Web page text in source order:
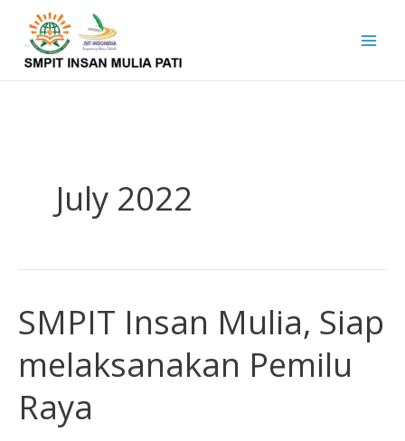
content
July 2022
SMPIT Insan Mulia, Siap
melaksanakan Pemilu
Raya
SMPIT
Insan
Mulia,
Siap
melaksanakan
Pemilu